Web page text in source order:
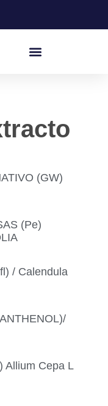
(GW)
(Pe)
/ Calendula
Allium Cepa L